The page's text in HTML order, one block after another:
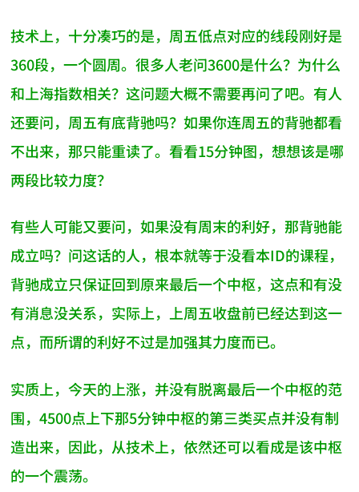
技术上，十分凑巧的是，周五低点对应的线段刚好是
360段，一个圆周。很多人老问3600是什么？为什么
和上海指数相关？这问题大概不需要再问了吧。有人
还要问，周五有底背驰吗？如果你连周五的背驰都看
不出来，那只能重读了。看看15分钟图，想想该是哪
两段比较力度？
有些人可能又要问，如果没有周末的利好，那背驰能
成立吗？问这话的人，根本就等于没看本ID的课程，
背驰成立只保证回到原来最后一个中枢，这点和有没
有消息没关系，实际上，上周五收盘前已经达到这一
点，而所谓的利好不过是加强其力度而已。
实质上，今天的上涨，并没有脱离最后一个中枢的范
围，4500点上下那5分钟中枢的第三类买点并没有制
造出来，因此，从技术上，依然还可以看成是该中枢
的一个震荡。